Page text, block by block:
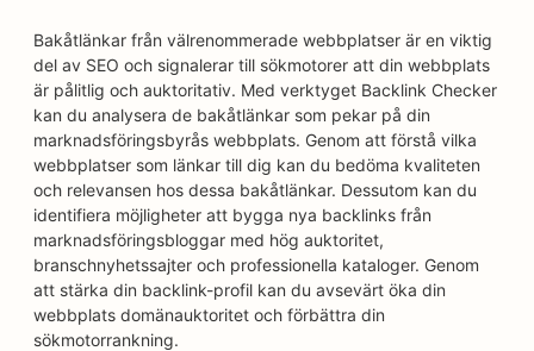
Bakåtlänkar från välrenommerade webbplatser är en viktig
del av SEO och signalerar till sökmotorer att din webbplats
är pålitlig och auktoritativ. Med verktyget Backlink Checker
kan du analysera de bakåtlänkar som pekar på din
marknadsföringsbyrås webbplats. Genom att förstå vilka
webbplatser som länkar till dig kan du bedöma kvaliteten
och relevansen hos dessa bakåtlänkar. Dessutom kan du
identifiera möjligheter att bygga nya backlinks från
marknadsföringsbloggar med hög auktoritet,
branschnyhetssajter och professionella kataloger. Genom
att stärka din backlink-profil kan du avsevärt öka din
webbplats domänauktoritet och förbättra din
sökmotorrankning.